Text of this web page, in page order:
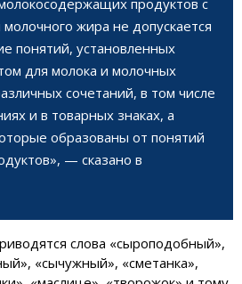
жира не допускается
понятий, установленных
для молока и молочных
сочетаний, в том числе
и в товарных знаках, а
образованы от понятий
— сказано в
слова «сыроподобный»,
«сычужный», «сметанка»,